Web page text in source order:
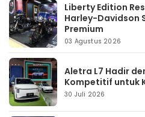
Liberty Edition
Harley-Davidson
Premium
03 Agustus 2026
Aletra L7 Hadir
Kompetitif untuk
30 Juli 2026